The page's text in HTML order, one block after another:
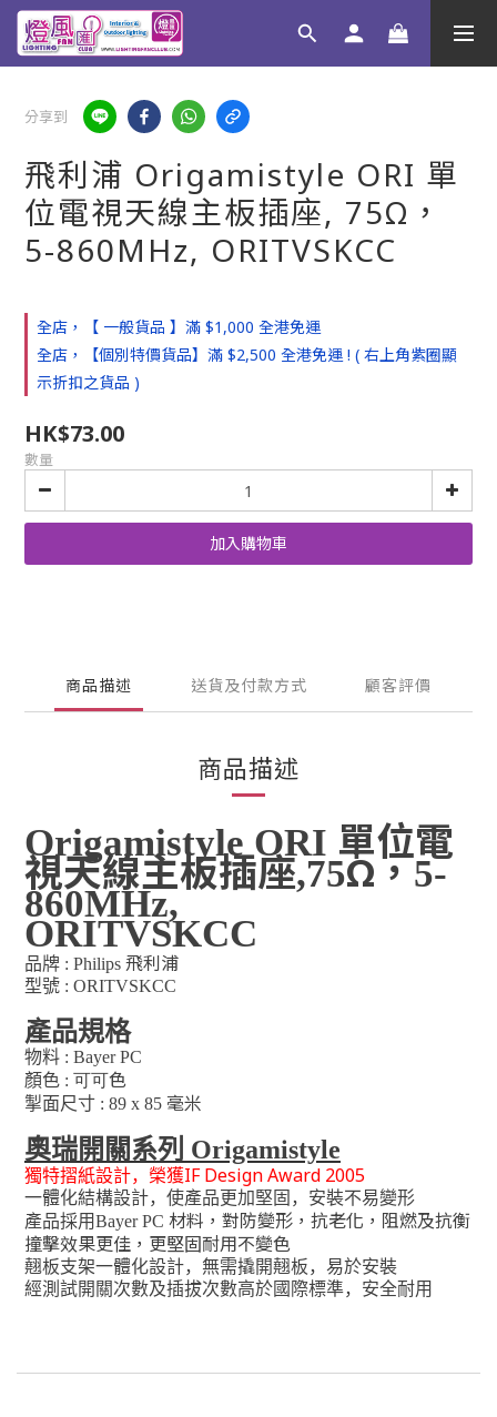
分享到
飛利浦 Origamistyle ORI 單
位電視天線主板插座, 75Ω，
5-860MHz, ORITVSKCC
全店，【 一般貨品 】滿 $1,000 全港免運
全店，【個別特價貨品】滿 $2,500 全港免運 ! ( 右上角紫圈顯
示折扣之貨品 )
HK$73.00
數量
加入購物車
商品描述 送貨及付款方式 顧客評價
商品描述
Origamistyle ORI 單位電
視天線主板插座,75Ω，5-
860MHz,
ORITVSKCC
品牌 : Philips 飛利浦
型號 : ORITVSKCC
產品規格
物料 : Bayer PC
顏色 : 可可色
掣面尺寸 : 89 x 85 毫米
奧瑞開關系列 Origamistyle
獨特摺紙設計，榮獲IF Design Award 2005
一體化結構設計，使產品更加堅固，安裝不易變形
產品採用Bayer PC 材料，對防變形，抗老化，阻燃及抗衡
撞擊效果更佳，更堅固耐用不變色
翹板支架一體化設計，無需撬開翹板，易於安裝
經測試開關次數及插拔次數高於國際標準，安全耐用